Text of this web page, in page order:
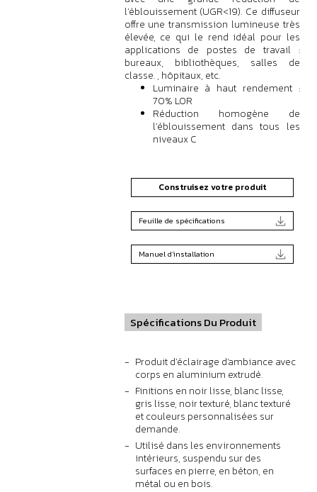
l'éblouissement (UGR<19). Ce diffuseur
offre une transmission lumineuse très
élevée, ce qui le rend idéal pour les
applications de postes de travail :
bureaux, bibliothèques, salles de
classe. , hôpitaux, etc.
Luminaire à haut rendement :
70% LOR
Réduction homogène de
l'éblouissement dans tous les
niveaux C
Construisez votre produit
Feuille de spécifications
Manuel d'installation
Spécifications Du Produit
Produit d'éclairage d'ambiance avec
corps en aluminium extrudé.
Finitions en noir lisse, blanc lisse,
gris lisse, noir texturé, blanc texturé
et couleurs personnalisées sur
demande.
Utilisé dans les environnements
intérieurs, suspendu sur des
surfaces en pierre, en béton, en
métal ou en bois.